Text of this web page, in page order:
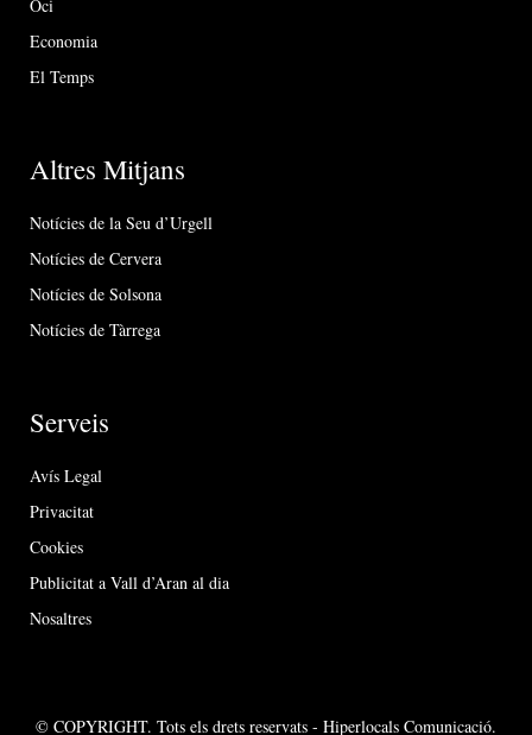
Oci
Economia
El Temps
Altres Mitjans
Notícies de la Seu d’Urgell
Notícies de Cervera
Notícies de Solsona
Notícies de Tàrrega
Serveis
Avís Legal
Privacitat
Cookies
Publicitat a Vall d’Aran al dia
Nosaltres
© COPYRIGHT. Tots els drets reservats - Hiperlocals Comunicació.